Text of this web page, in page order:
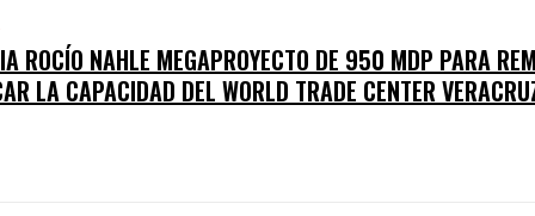
ROCÍO NAHLE MEGAPROYECTO DE 950 MDP PARA
LA CAPACIDAD DEL WORLD TRADE CENTER